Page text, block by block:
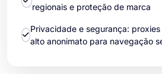
regionais e proteção de marca
Privacidade e segurança: proxies
alto anonimato para navegação